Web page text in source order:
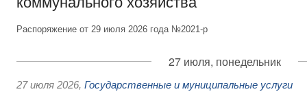
Распоряжение от 29 июля 2026 года №2021-р
27 июля, понедельник
27 июля 2026, Государственные и муниципальные услуги